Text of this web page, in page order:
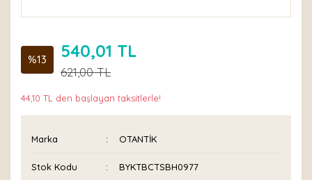
%13 540,01 TL
621,00 TL
44,10 TL den başlayan taksitlerle!
Marka OTANTİK
Stok Kodu BYKTBCTSBH0977